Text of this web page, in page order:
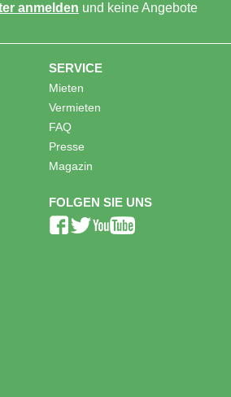
anmelden und keine Angebote
SERVICE
Mieten
Vermieten
FAQ
Presse
Magazin
FOLGEN SIE UNS